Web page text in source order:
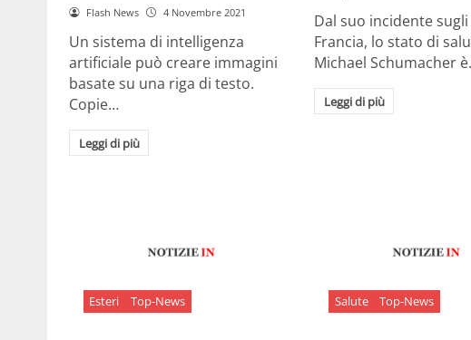
Flash News 4 Novembre 2021
Un sistema di intelligenza
artificiale può creare immagini
basate su una riga di testo.
Copie…
Leggi di più
Dal suo incidente sugli
Francia, lo stato di
Michael Schumacher
Leggi di più
Esteri Top-News Salute Top-News